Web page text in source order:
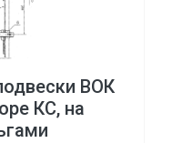
ВОК
КС, на